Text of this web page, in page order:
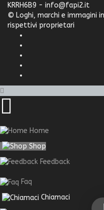
KRRH6B9 - info@fapi2.it
© Loghi, marchi e immagini
rispettivi proprietari
Home
Shop
Feedback
Faq
Chiamaci